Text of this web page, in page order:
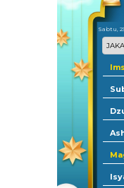
Sabtu,